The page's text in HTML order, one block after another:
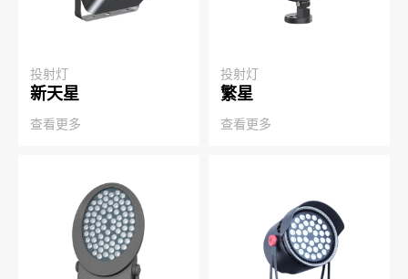
投射灯
新天星
查看更多
投射灯
繁星
查看更多